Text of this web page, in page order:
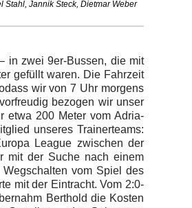
Stahl, Jannik Steck, Dietmar Weber
in zwei 9er-Bussen, die mit
gefüllt waren. Die Fahrzeit
wir von 7 Uhr morgens
bezogen wir unser
etwa 200 Meter vom Adria-
unseres Trainerteams:
League zwischen der
mit der Suche nach einem
vom Spiel des
mit der Eintracht. Vom 2:0-
Berthold die Kosten